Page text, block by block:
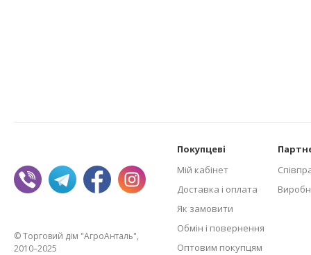
© Торговий дім "АгроАнталь",
2010–2025
Покупцеві
Мій кабінет
Доставка і оплата
Як замовити
Обмін і повернення
Оптовим покупцям